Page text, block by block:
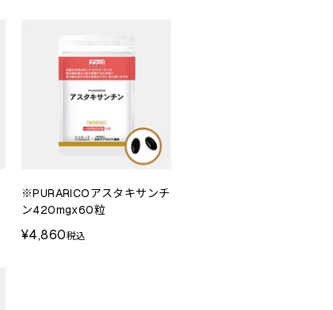
※PURARICOアスタキサンチ
ン420mgx60粒
¥4,860税込